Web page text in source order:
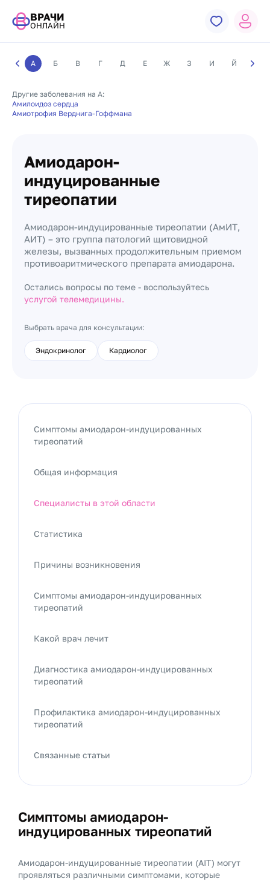
ВРАЧИ
ОНЛАЙН
А Б В Г Д Е Ж З И Й К
Другие заболевания на А:
Амилоидоз сердца
Амиотрофия Верднига-Гоффмана
Амиодарон-
индуцированные
тиреопатии
Амиодарон-индуцированные тиреопатии (АмИТ,
АИТ) – это группа патологий щитовидной
железы, вызванных продолжительным приемом
противоаритмического препарата амиодарона.
Остались вопросы по теме - воспользуйтесь
услугой телемедицины.
Выбрать врача для консультации:
Эндокринолог Кардиолог
Симптомы амиодарон-
индуцированных тиреопатий
Амиодарон-индуцированные тиреопатии (AIT) могут
проявляться различными симптомами, которые
Симптомы амиодарон-индуцированных
тиреопатий
Общая информация
Специалисты в этой области
Статистика
Причины возникновения
Симптомы амиодарон-индуцированных
тиреопатий
Какой врач лечит
Диагностика амиодарон-индуцированных
тиреопатий
Профилактика амиодарон-индуцированных
тиреопатий
Связанные статьи